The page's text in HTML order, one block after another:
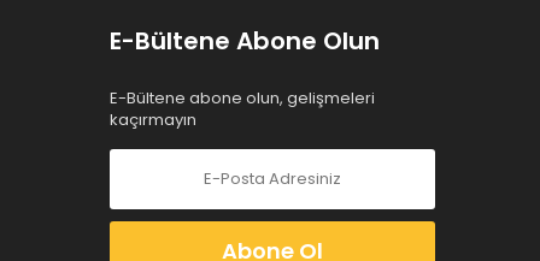
E-Bültene Abone Olun
E-Bültene abone olun, gelişmeleri
kaçırmayın
Abone Ol